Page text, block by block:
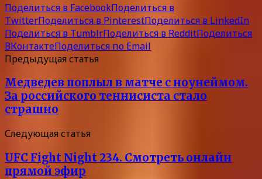
Поделиться в FacebookПоделиться в
TwitterПоделиться в PinterestПоделиться в LinkedIn
Поделиться в TumblrПоделиться в RedditПоделиться
ВКонтактеПоделиться по Email
Предыдущая статья
Медведев поплыл в матче с ноунеймом.
За российского теннисиста стало
страшно
Следующая статья
UFC Fight Night 234. Смотреть онлайн
прямой эфир